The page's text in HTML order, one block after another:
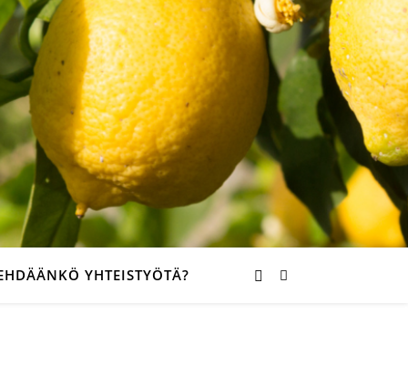
YHTEISTYÖTÄ?